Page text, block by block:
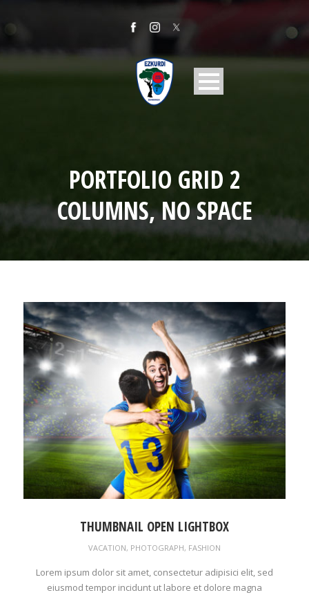
PORTFOLIO GRID 2
COLUMNS, NO SPACE
THUMBNAIL OPEN LIGHTBOX
VACATION, PHOTOGRAPH, FASHION
Lorem ipsum dolor sit amet, consectetur adipisici elit, sed
eiusmod tempor incidunt ut labore et dolore magna